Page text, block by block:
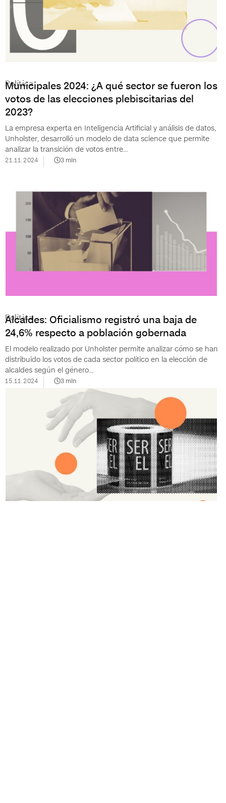
Política
Municipales 2024: ¿A qué sector se fueron los
votos de las elecciones plebiscitarias del
2023?
La empresa experta en Inteligencia Artificial y análisis de datos,
Unholster, desarrolló un modelo de data science que permite
analizar la transición de votos entre...
21.11.2024 3 min
Política
Alcaldes: Oficialismo registró una baja de
24,6% respecto a población gobernada
El modelo realizado por Unholster permite analizar cómo se han
distribuido los votos de cada sector político en la elección de
alcaldes según el género...
15.11.2024 3 min